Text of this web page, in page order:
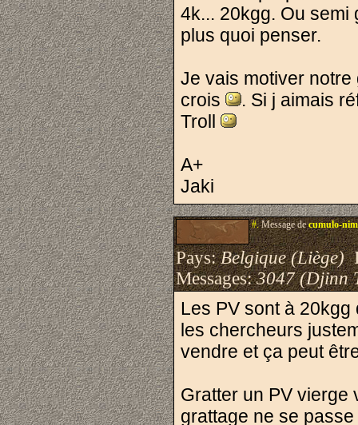
4k... 20kgg. Ou semi
plus quoi penser.
Je vais motiver
crois
. Si j aimais
Troll
A+
Jaki
#.Message decumulo-
Pays:Belgique (Liège)
Messages:3047 (Djinn
Les PV sont à
les chercheurs
vendre et ça peut
Gratter un PV vierge
grattage ne se